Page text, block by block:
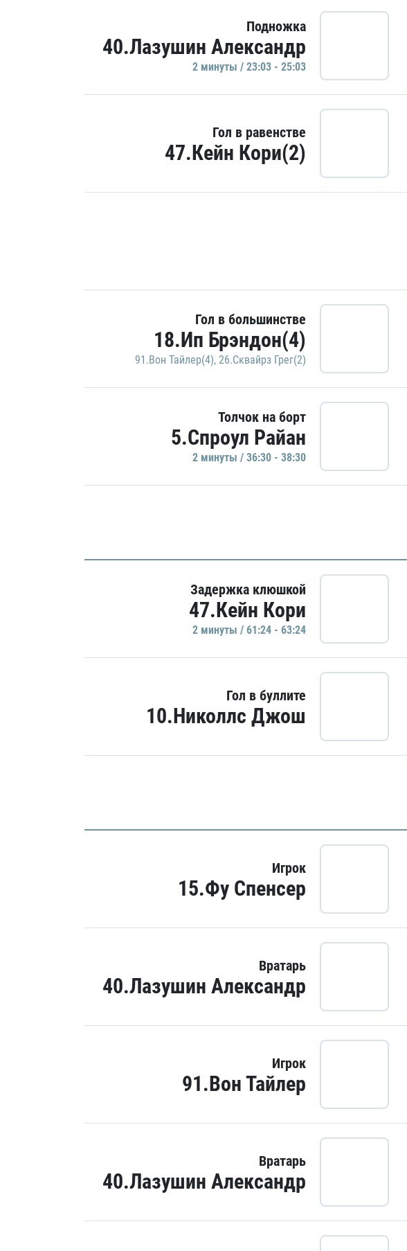
Подножка
40.Лазушин Александр
2 минуты / 23:03 - 25:03
Гол в равенстве
47.Кейн Кори(2)
Гол в большинстве
18.Ип Брэндон(4)
91.Вон Тайлер(4), 26.Сквайрз Грег(2)
Толчок на борт
5.Спроул Райан
2 минуты / 36:30 - 38:30
Задержка клюшкой
47.Кейн Кори
2 минуты / 61:24 - 63:24
Гол в буллите
10.Николлс Джош
Игрок
15.Фу Спенсер
Вратарь
40.Лазушин Александр
Игрок
91.Вон Тайлер
Вратарь
40.Лазушин Александр